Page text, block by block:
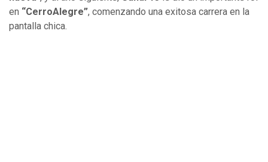
en “CerroAlegre”, comenzando una exitosa carrera en la
pantalla chica.